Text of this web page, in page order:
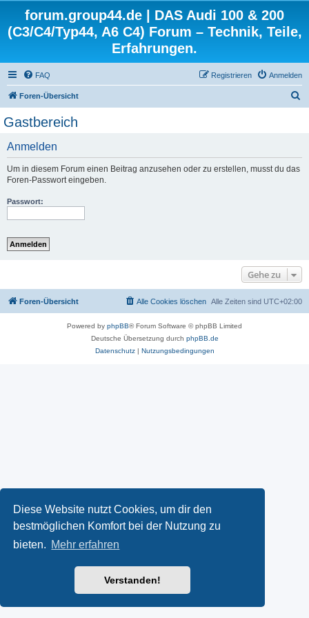
Diese Website nutzt Cookies, um dir den
bestmöglichen Komfort bei der Nutzung zu
bieten. Mehr erfahren
Verstanden!
forum.group44.de | DAS Audi 100 & 200
(C3/C4/Typ44, A6 C4) Forum – Technik, Teile,
Erfahrungen.
FAQ Anmelden
Registrieren
Foren-Übersicht
Gastbereich
Anmelden
Um in diesem Forum einen Beitrag anzusehen oder zu erstellen, musst du das
Foren-Passwort eingeben.
Passwort:
Gehe zu
Foren-Übersicht Alle Zeiten sind UTC+02:00
Alle Cookies löschen
Powered by phpBB® Forum Software © phpBB Limited
Deutsche Übersetzung durch phpBB.de
Datenschutz| Nutzungsbedingungen